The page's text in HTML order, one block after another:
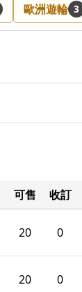
歐洲遊輪 3
可售 收訂
20 0
20 0